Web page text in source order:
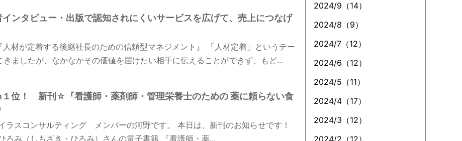
インタビュー・出版で認知されにくいサービスを広げて、売上につなげ
材が定着する後継社長のための信頼型マネジメント』 「人材定着」というテー
きましたが、なかなかその価値を届けたい相手に伝えることができず、もど...
１位！ 新刊☆『看護師・薬剤師・管理栄養士のための 薬に頼らない食
ラスコンサルティング メンバーの河野です。 本日は、新刊のお知らせです！
ろみ（しもざき・ひろみ）さんの電子書籍 『看護師・薬...
2024/9（14）
2024/8（9）
2024/7（12）
2024/6（12）
2024/5（11）
2024/4（17）
2024/3（12）